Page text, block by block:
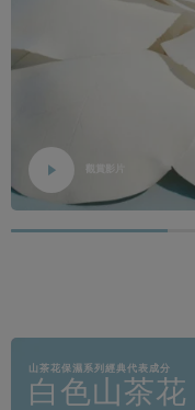
山茶花保濕系列經典代表成分
白色山茶花